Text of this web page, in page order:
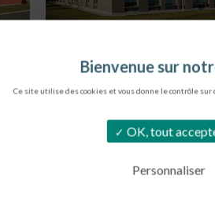
Ce site utilise des cookies et vous donne le contrôle sur
OK, tout
Personnaliser